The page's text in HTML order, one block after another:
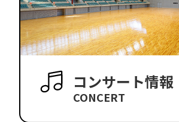
コンサート情報
CONCERT